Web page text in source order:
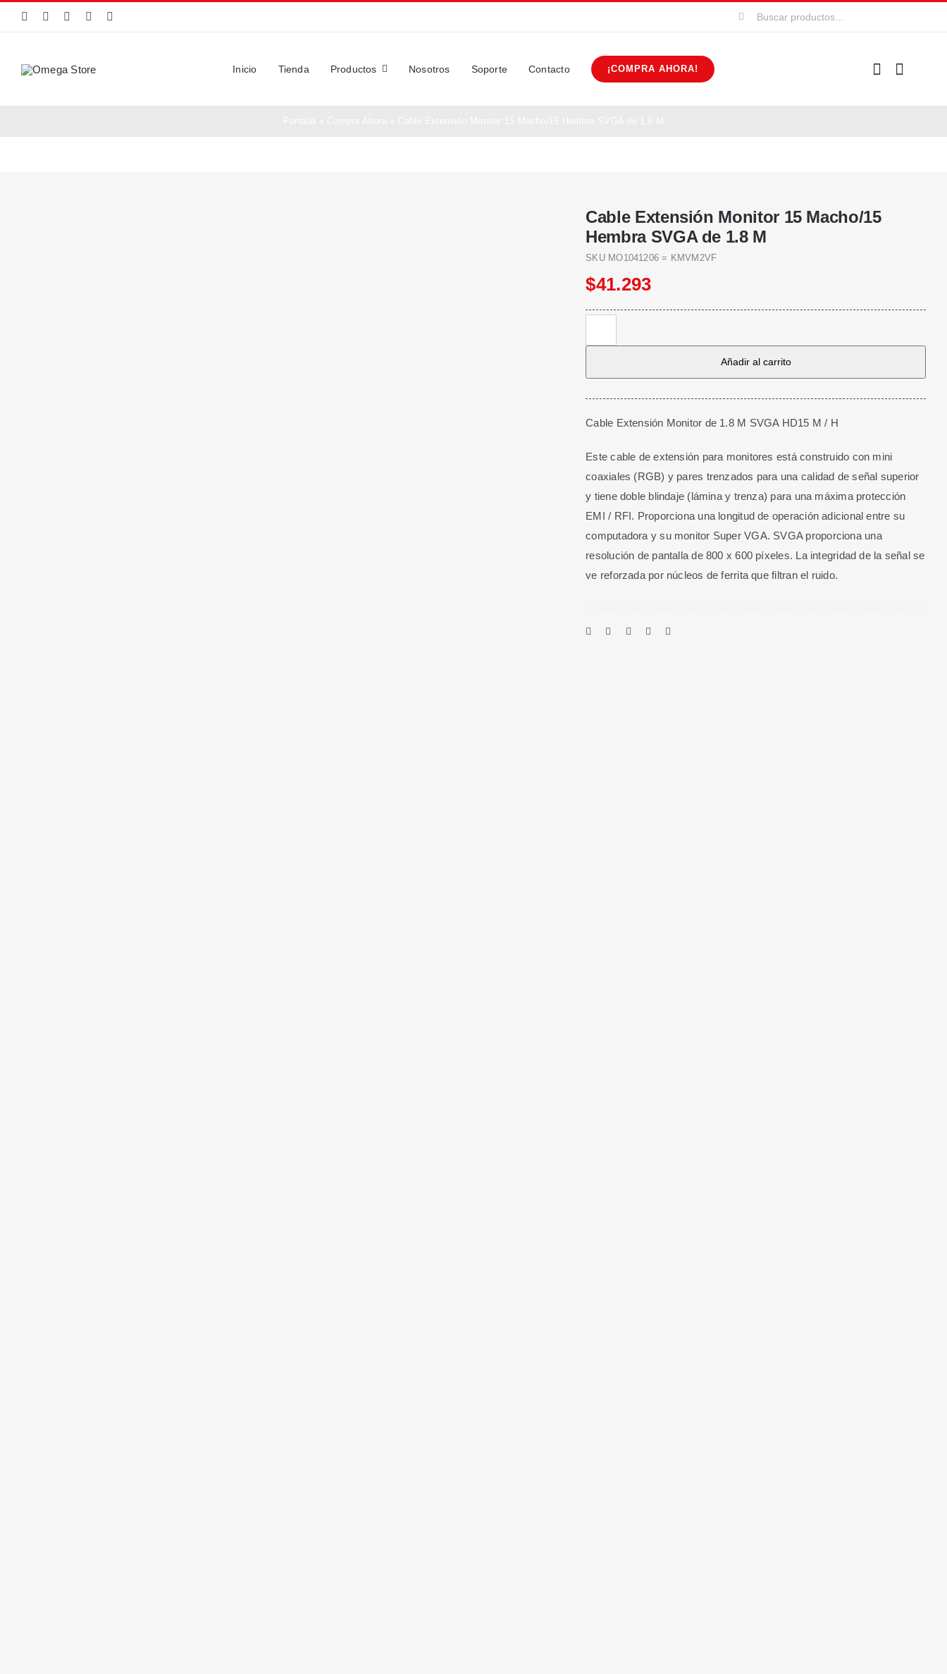
Buscar:
Inicio Tienda Productos Nosotros Soporte Contacto ¡COMPRA AHORA!
Cable Extensión Monitor 15 Macho/15
Hembra SVGA de 1.8 M
SKU MO1041206 = KMVM2VF
$41.293
Extensión
15
Macho/15
Hembra
de
1.8
M
cantidad
Añadir al carrito
Cable Extensión Monitor de 1.8 M SVGA HD15 M / H
Este cable de extensión para monitores está construido con mini
coaxiales (RGB) y pares trenzados para una calidad de señal superior
y tiene doble blindaje (lámina y trenza) para una máxima protección
EMI / RFI. Proporciona una longitud de operación adicional entre su
computadora y su monitor Super VGA. SVGA proporciona una
resolución de pantalla de 800 x 600 píxeles. La integridad de la señal se
ve reforzada por núcleos de ferrita que filtran el ruido.